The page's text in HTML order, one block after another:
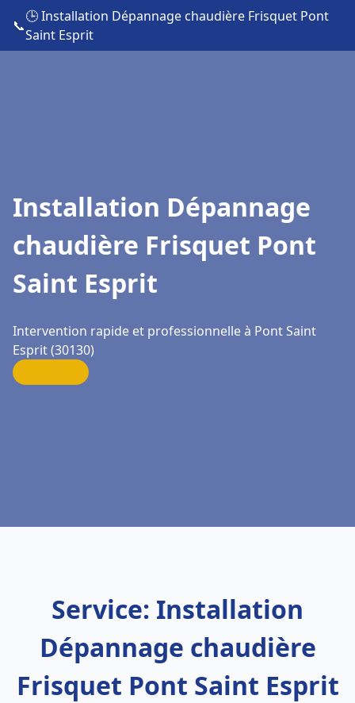
📞
🕒 Installation Dépannage chaudière Frisquet Pont
Saint Esprit
Installation Dépannage
chaudière Frisquet Pont
Saint Esprit
Intervention rapide et professionnelle à Pont Saint
Esprit (30130)
Service: Installation
Dépannage chaudière
Frisquet Pont Saint Esprit